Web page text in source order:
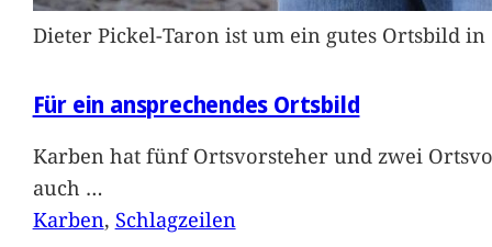
Dieter Pickel-Taron ist um ein gutes Ortsbild
Für ein ansprechendes Ortsbild
Karben hat fünf Ortsvorsteher und zwei
auch …
Karben, Schlagzeilen